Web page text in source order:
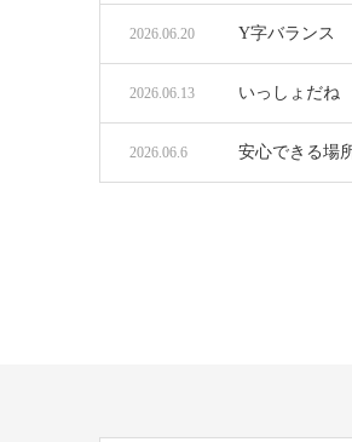
Y字バランス
2026.06.20
いっしょだね
2026.06.13
安心できる場
2026.06.6